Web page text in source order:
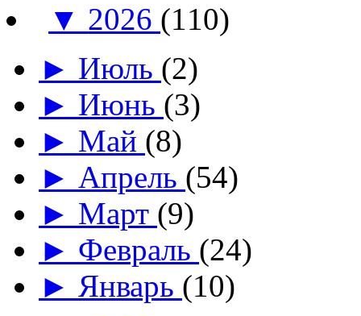
▼ 2026 (110)
► Июль (2)
► Июнь (3)
► Май (8)
► Апрель (54)
► Март (9)
► Февраль (24)
► Январь (10)